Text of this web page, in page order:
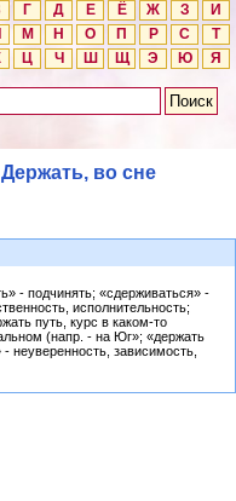
Г Д Е Ё Ж З
И
М Н О П Р С
Т
Ц Ч Ш Щ Э Ю Я
во сне
- подчинять; «сдерживаться» -
исполнительность;
путь, курс в каком-то
(напр. - на Юг»; «держать
- неуверенность, зависимость,